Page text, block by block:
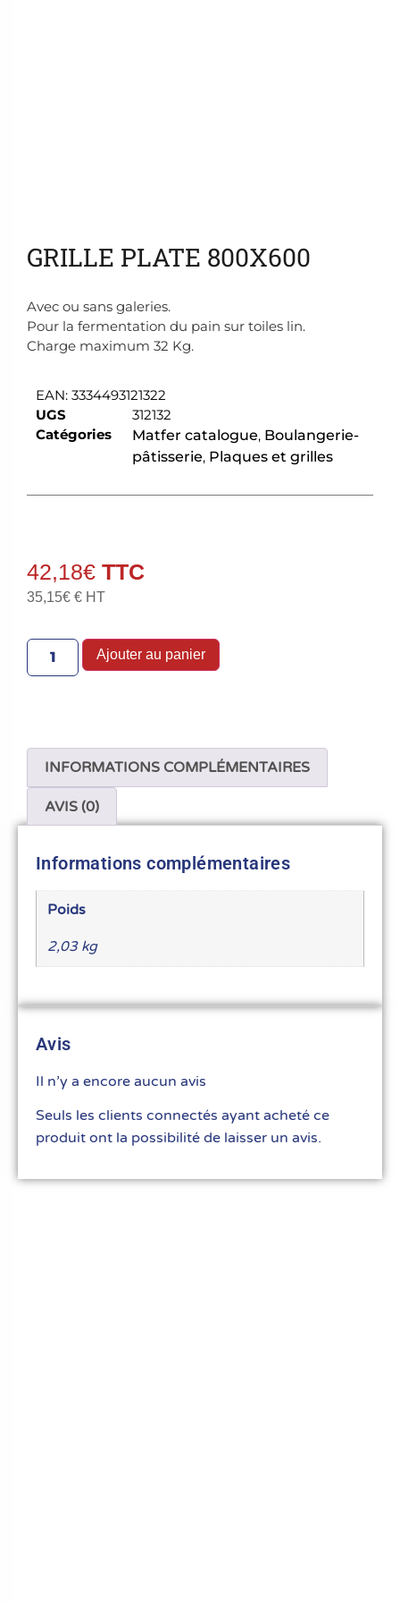
GRILLE PLATE 800X600
Avec ou sans galeries.
Pour la fermentation du pain sur toiles lin.
Charge maximum 32 Kg.
EAN: 3334493121322
UGS
312132
Catégories
Matfer catalogue, Boulangerie-
pâtisserie, Plaques et grilles
42,18€
35,15€ € HT
Ajouter au panier
INFORMATIONS COMPLÉMENTAIRES
AVIS (0)
Informations complémentaires
Poids
2,03 kg
Avis
Il n’y a encore aucun avis
Seuls les clients connectés ayant acheté ce
produit ont la possibilité de laisser un avis.